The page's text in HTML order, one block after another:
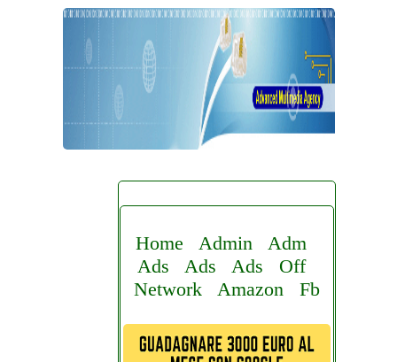
Home Admin
Adm
Ads
Ads Ads
Off
Network
Amazon Fb